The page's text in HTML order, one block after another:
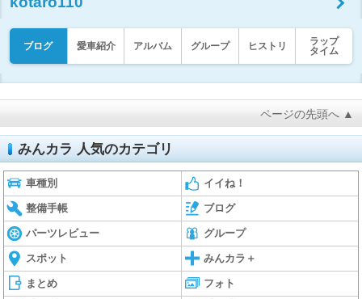
ブログ 愛車紹介 アルバム グループ ヒストリ
ラップ
タイム
ページの先頭へ ▲
みんカラ 人気のカテゴリ
車種別 イイね！
整備手帳 ブログ
パーツレビュー グループ
スポット みんカラ＋
まとめ フォト